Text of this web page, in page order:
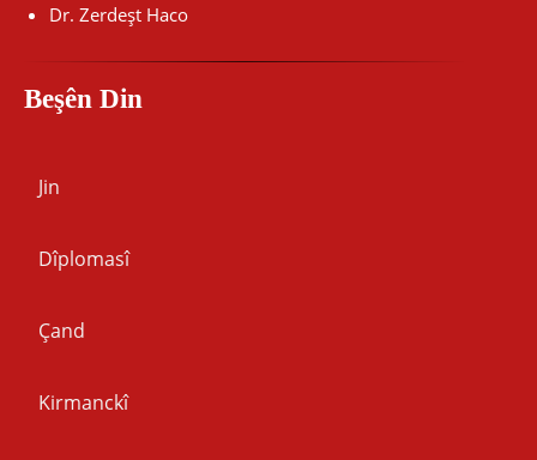
Dr. Zerdeşt Haco
Beşên Din
Jin
Dîplomasî
Çand
Kirmanckî